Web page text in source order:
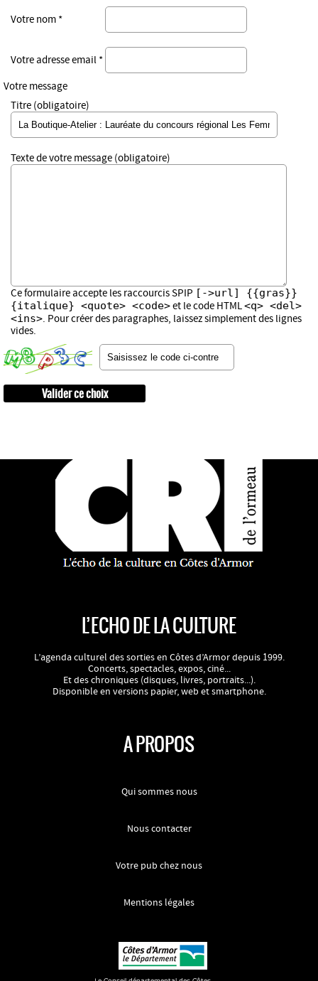
Votre nom *
Votre adresse email *
Votre message
Titre (obligatoire)
Texte de votre message (obligatoire)
Ce formulaire accepte les raccourcis SPIP [->url] {{gras}}
{italique} <quote> <code>et le code HTML<q> <del>
<ins>. Pour créer des paragraphes, laissez simplement des lignes
vides.
L’ECHO DE LA CULTURE
L’agenda culturel des sorties en Côtes d’Armor depuis 1999.
Concerts, spectacles, expos, ciné...
Et des chroniques (disques, livres, portraits...).
Disponible en versions papier, web et smartphone.
A PROPOS
Qui sommes nous
Nous contacter
Votre pub chez nous
Mentions légales